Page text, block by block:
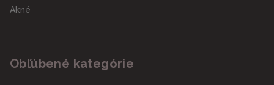
Akné
Obľúbené kategórie